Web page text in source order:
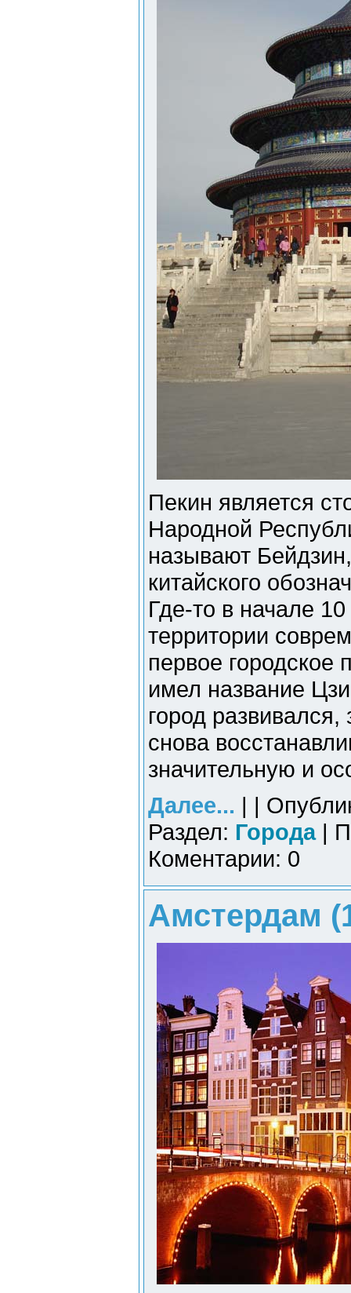
Пекин является
Народной
называют
китайского
Где-то в начале
территории
первое городское
имел название
город
снова
значительную и
Далее... | |
Раздел: Города|
Коментарии: 0
Амстердам